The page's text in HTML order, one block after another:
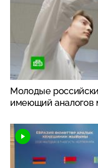
Молодые
имеющий аналогов